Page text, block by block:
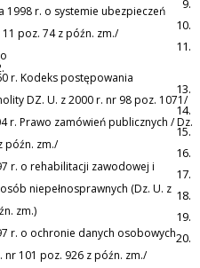
1998 r. o systemie ubezpieczeń
11 poz. 74 z późn. zm./
r. Kodeks postępowania
DZ. U. z 2000 r. nr 98 poz. 1071/
r. Prawo zamówień publicznych / Dz.
późn. zm./
r. o rehabilitacji zawodowej i
niepełnosprawnych (Dz. U. z
zm.)
r. o ochronie danych osobowych
nr 101 poz. 926 z późn. zm./